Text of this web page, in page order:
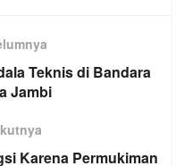
Teknis di Bandara
Jambi
Karena Permukiman